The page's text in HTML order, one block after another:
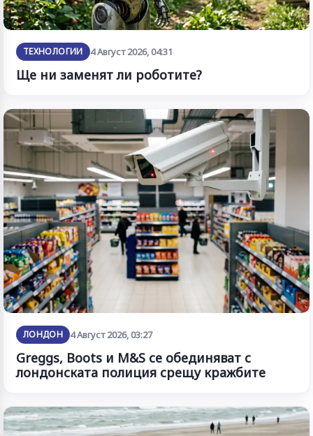
ТЕХНОЛОГИИ 4 Август 2026, 04:31
Ще ни заменят ли роботите?
ЛОНДОН 4 Август 2026, 03:27
Greggs, Boots и M&S се обединяват с
лондонската полиция срещу кражбите